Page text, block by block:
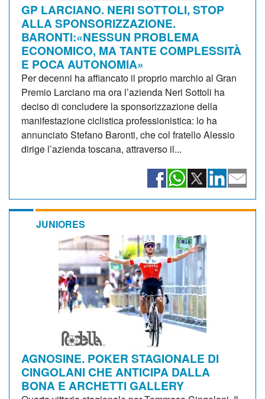
GP LARCIANO. NERI SOTTOLI, STOP
ALLA SPONSORIZZAZIONE.
BARONTI:«NESSUN PROBLEMA
ECONOMICO, MA TANTE COMPLESSITÀ
E POCA AUTONOMIA»
Per decenni ha affiancato il proprio marchio al Gran
Premio Larciano ma ora l’azienda Neri Sottoli ha
deciso di concludere la sponsorizzazione della
manifestazione ciclistica professionistica: lo ha
annunciato Stefano Baronti, che col fratello Alessio
dirige l’azienda toscana, attraverso il...
JUNIORES
AGNOSINE. POKER STAGIONALE DI
CINGOLANI CHE ANTICIPA DALLA
BONA E ARCHETTI GALLERY